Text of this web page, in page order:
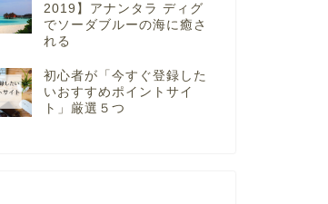
2019】アナンタラ ディグ
でソーダブルーの海に癒さ
れる
初心者が「今すぐ登録した
いおすすめポイントサイ
ト」厳選５つ